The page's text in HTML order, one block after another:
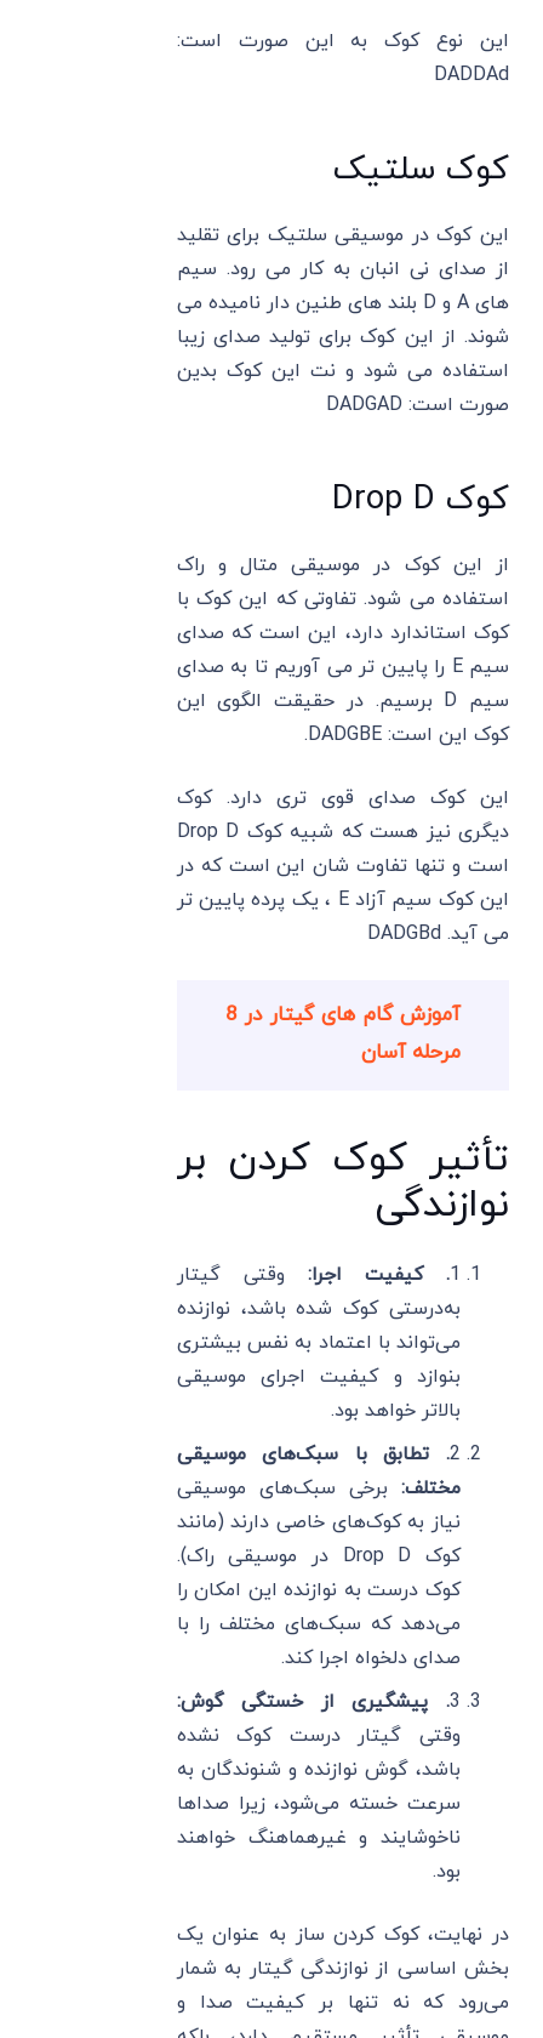
این نوع کوک به این صورت است:
DADDAd
کوک سلتیک
این کوک در موسیقی سلتیک برای تقلید
از صدای نی انبان به کار می رود. سیم
های A و D بلند های طنین دار نامیده می
شوند. از این کوک برای تولید صدای زیبا
استفاده می شود و نت این کوک بدین
صورت است: DADGAD
کوک Drop D
از این کوک در موسیقی متال و راک
استفاده می شود. تفاوتی که این کوک با
کوک استاندارد دارد، این است که صدای
سیم E را پایین تر می آوریم تا به صدای
سیم D برسیم. در حقیقت الگوی این
کوک این است: DADGBE.
این کوک صدای قوی تری دارد. کوک
دیگری نیز هست که شبیه کوک Drop D
است و تنها تفاوت شان این است که در
این کوک سیم آزاد E ، یک پرده پایین تر
می آید. DADGBd
آموزش گام های گیتار در 8
مرحله آسان
تأثیر کوک کردن بر
نوازندگی
1. کیفیت اجرا: وقتی گیتار
به‌درستی کوک شده باشد، نوازنده
می‌تواند با اعتماد به نفس بیشتری
بنوازد و کیفیت اجرای موسیقی
بالاتر خواهد بود.
2. تطابق با سبک‌های موسیقی
مختلف: برخی سبک‌های موسیقی
نیاز به کوک‌های خاصی دارند (مانند
کوک Drop D در موسیقی راک).
کوک درست به نوازنده این امکان را
می‌دهد که سبک‌های مختلف را با
صدای دلخواه اجرا کند.
3. پیشگیری از خستگی گوش:
وقتی گیتار درست کوک نشده
باشد، گوش نوازنده و شنوندگان به
سرعت خسته می‌شود، زیرا صداها
ناخوشایند و غیرهماهنگ خواهند
بود.
در نهایت، کوک کردن ساز به عنوان یک
بخش اساسی از نوازندگی گیتار به شمار
می‌رود که نه تنها بر کیفیت صدا و